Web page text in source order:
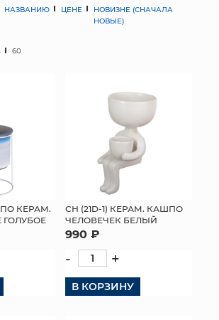
МЯГКИЕ ИГРУШКИ
ИСКУССТВЕННЫЕ ЦВЕТЫ
ТОРГОВЫЙ ЦЕНТР
ОПТОВЫМ КЛИЕНТАМ
ДОСТАВКА И ОПЛАТА
НАЗВАНИЮ ЦЕНЕ
НОВИЗНЕ (СНАЧАЛА
НОВЫЕ)
60
КЕРАМ.
ГОЛУБОЕ
СН (21D-1) КЕРАМ. КАШПО
ЧЕЛОВЕЧЕК БЕЛЫЙ
990 ₽
- +
В КОРЗИНУ